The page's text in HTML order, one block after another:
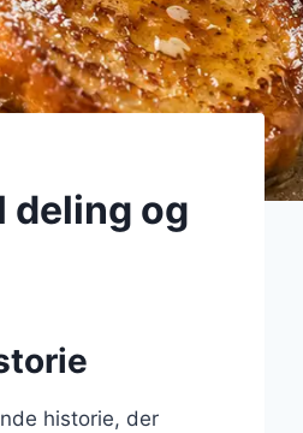
deling og
historie, der